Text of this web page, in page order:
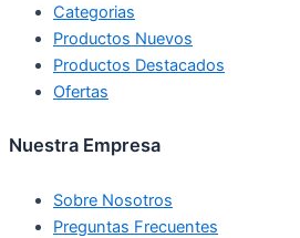
Categorias
Productos Nuevos
Productos Destacados
Ofertas
Nuestra Empresa
Sobre Nosotros
Preguntas Frecuentes